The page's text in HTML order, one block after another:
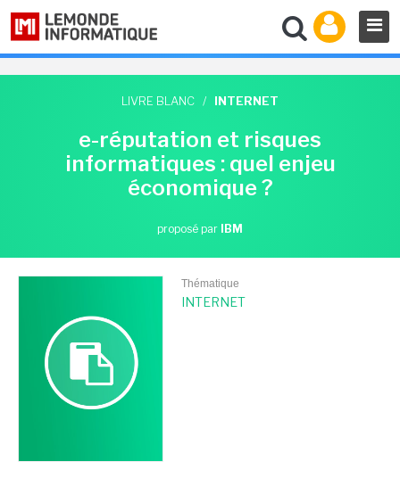
LIVRE BLANC / INTERNET
e-réputation et risques
informatiques : quel enjeu
économique ?
proposé par IBM
Thématique
INTERNET